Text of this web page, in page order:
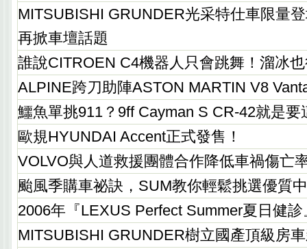
MITSUBISHI GRUNDER光采特仕車限量
再掀車壇話題
誰說CITROEN C4機器人只會跳舞！溜冰
ALPINE跨刀助陣ASTON MARTIN V8
鱷魚單挑911？9ff Cayman S CR-42就是要
歐規HYUNDAI Accent正式發售！
VOLVO與人道救援團體合作降低車禍傷亡
颱風季購車祕訣，SUM教你輕鬆挑選優質
2006年『LEXUS Perfect Summer夏日健
MITSUBISHI GRUNDER樹立國產頂級房